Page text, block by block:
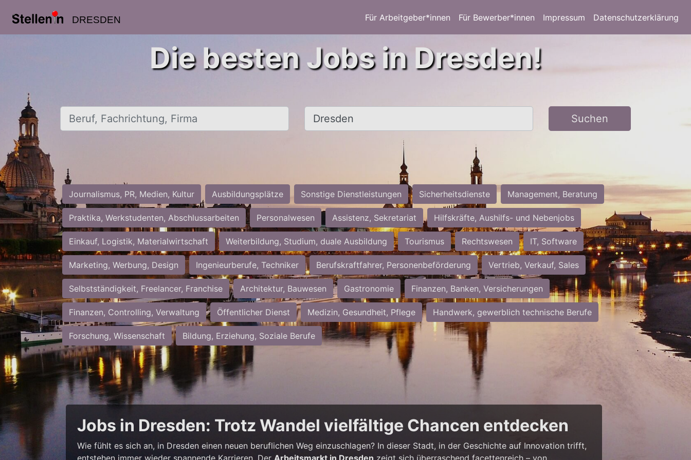
DRESDEN Für Arbeitgeber*innen Für Bewerber*innen Impressum Datenschutzerklärung
Die besten Jobs in Dresden!
Beruf, Fachrichtung, Firma Ort, Stadt Suchen
Journalismus, PR, Medien, Kultur Ausbildungsplätze Sonstige Dienstleistungen Sicherheitsdienste Management, Beratung
Praktika, Werkstudenten, Abschlussarbeiten Personalwesen Assistenz, Sekretariat Hilfskräfte, Aushilfs- und Nebenjobs
Einkauf, Logistik, Materialwirtschaft Weiterbildung, Studium, duale Ausbildung Tourismus Rechtswesen IT, Software
Marketing, Werbung, Design Ingenieurberufe, Techniker Berufskraftfahrer, Personenbeförderung Vertrieb, Verkauf, Sales
Selbstständigkeit, Freelancer, Franchise Architektur, Bauwesen Gastronomie Finanzen, Banken, Versicherungen
Finanzen, Controlling, Verwaltung Öffentlicher Dienst Medizin, Gesundheit, Pflege Handwerk, gewerblich technische Berufe
Forschung, Wissenschaft Bildung, Erziehung, Soziale Berufe
Jobs in Dresden: Trotz Wandel vielfältige Chancen entdecken
Wie fühlt es sich an, in Dresden einen neuen beruflichen Weg einzuschlagen? In dieser Stadt, in der Geschichte auf Innovation trifft,